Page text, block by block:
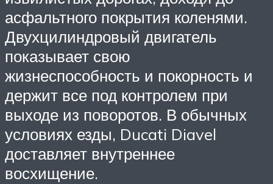
асфальтного покрытия коленями.
Двухцилиндровый двигатель
показывает свою
жизнеспособность и покорность и
держит все под контролем при
выходе из поворотов. В обычных
условиях езды, Ducati Diavel
доставляет внутреннее
восхищение.